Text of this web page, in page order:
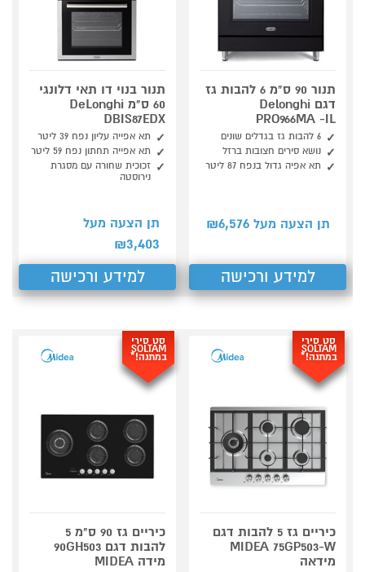
תנור 90 ס"מ 6 להבות גז
דגם Delonghi
PRO966MA -IL
6 להבות גז בגדלים שונים
נושא סירים חצובות ברזל
תא אפיה גדול בנפח 87 ליטר
תן הצעה מעל ₪ 6,576
למידע ורכישה
תנור בנוי דו תאי דלונגי
60 ס"מ DeLonghi
DBIS87EDX
תא אפייה עליון נפח 39 ליטר
תא אפייה תחתון נפח 59 ליטר
זכוכית שחורה עם מסגרת
נירוסטה
תן הצעה מעל
₪3,403
למידע ורכישה
סט סירי
SOLTAM
במתנה!*
כיריים גז 5 להבות דגם
MIDEA 75GP503-W
מידאה
סט סירי
SOLTAM
במתנה!*
כיריים גז 90 ס"מ 5
להבות דגם 90GH503
מידה MIDEA